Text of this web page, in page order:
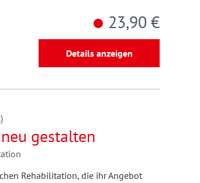
23,90 €
Details anzeigen
gestalten
Rehabilitation, die ihr Angebot